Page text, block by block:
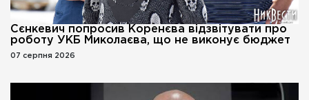
Сєнкевич попросив Коренєва відзвітувати про
роботу УКБ Миколаєва, що не виконує бюджет
07 серпня 2026